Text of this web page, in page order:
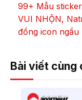
99+ Mẫu
VUI NHỘN,
đồng icon ngầu
Bài viết cùng